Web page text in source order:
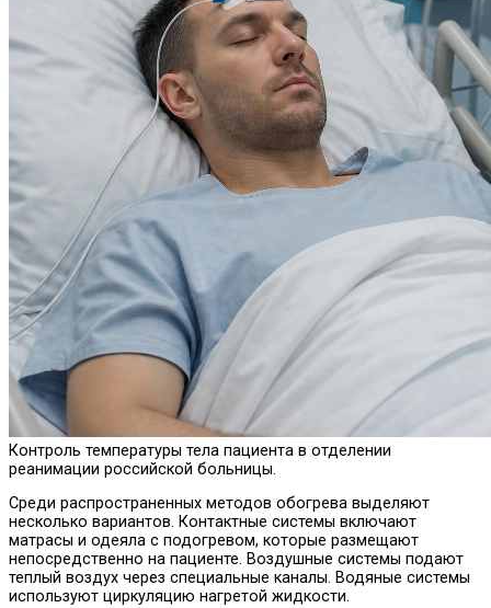
Контроль температуры тела пациента в отделении
реанимации российской больницы.
Среди распространенных методов обогрева выделяют
несколько вариантов. Контактные системы включают
матрасы и одеяла с подогревом, которые размещают
непосредственно на пациенте. Воздушные системы подают
теплый воздух через специальные каналы. Водяные системы
используют циркуляцию нагретой жидкости.